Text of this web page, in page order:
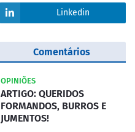
Linkedin
Comentários
OPINIÕES
ARTIGO: QUERIDOS
FORMANDOS, BURROS E
JUMENTOS!